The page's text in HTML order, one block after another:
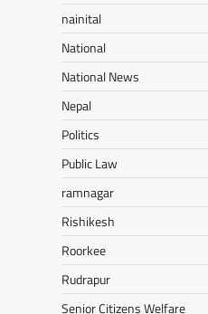
nainital
National
National News
Nepal
Politics
Public Law
ramnagar
Rishikesh
Roorkee
Rudrapur
Senior Citizens Welfare